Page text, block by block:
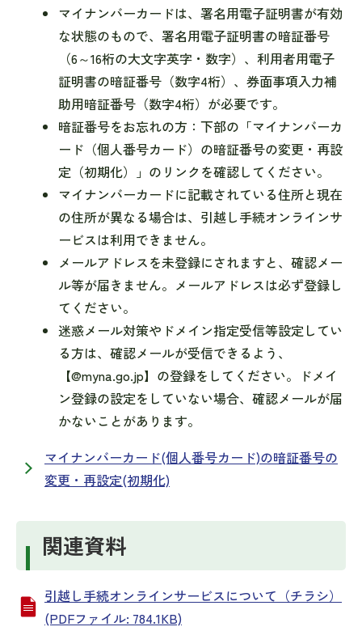
マイナンバーカードは、署名用電子証明書が有効
な状態のもので、署名用電子証明書の暗証番号
（6～16桁の大文字英字・数字）、利用者用電子
証明書の暗証番号（数字4桁）、券面事項入力補
助用暗証番号（数字4桁）が必要です。
暗証番号をお忘れの方：下部の「マイナンバーカ
ード（個人番号カード）の暗証番号の変更・再設
定（初期化）」のリンクを確認してください。
マイナンバーカードに記載されている住所と現在
の住所が異なる場合は、引越し手続オンラインサ
ービスは利用できません。
メールアドレスを未登録にされますと、確認メー
ル等が届きません。メールアドレスは必ず登録し
てください。
迷惑メール対策やドメイン指定受信等設定してい
る方は、確認メールが受信できるよう、
【@myna.go.jp】の登録をしてください。ドメイ
ン登録の設定をしていない場合、確認メールが届
かないことがあります。
マイナンバーカード(個人番号カード)の暗証番号の
変更・再設定(初期化)
関連資料
引越し手続オンラインサービスについて（チラシ）
(PDFファイル: 784.1KB)